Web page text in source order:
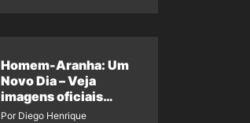
Homem-Aranha: Um
Novo Dia – Veja
imagens oficiais
descartadas do Hulk
Por Diego Henrique